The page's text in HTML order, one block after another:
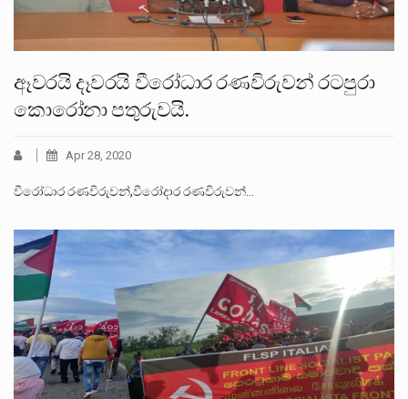
ඈවරයි දෑවරයි වීරෝධාර රණවිරුවන් රටපුරා
කොරෝනා පතුරුවයි.
Apr 28, 2020
වීරෝධාර රණවිරුවන්,වීරෝදාර රණවිරුවන්…